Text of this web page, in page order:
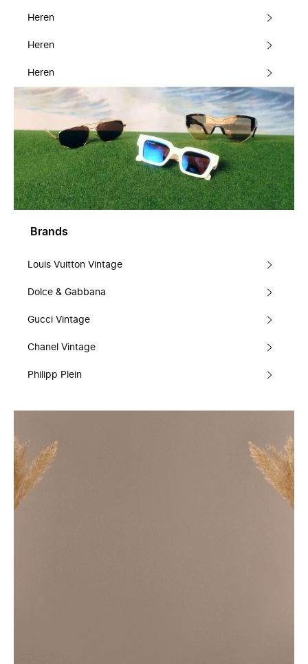
Heren
Heren
Heren
Brands
Louis Vuitton Vintage
Dolce & Gabbana
Gucci Vintage
Chanel Vintage
Philipp Plein